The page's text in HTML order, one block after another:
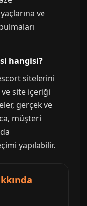
ve
hangisi?
sitelerini
ve site içeriği
gerçek ve
müşteri
yapılabilir.